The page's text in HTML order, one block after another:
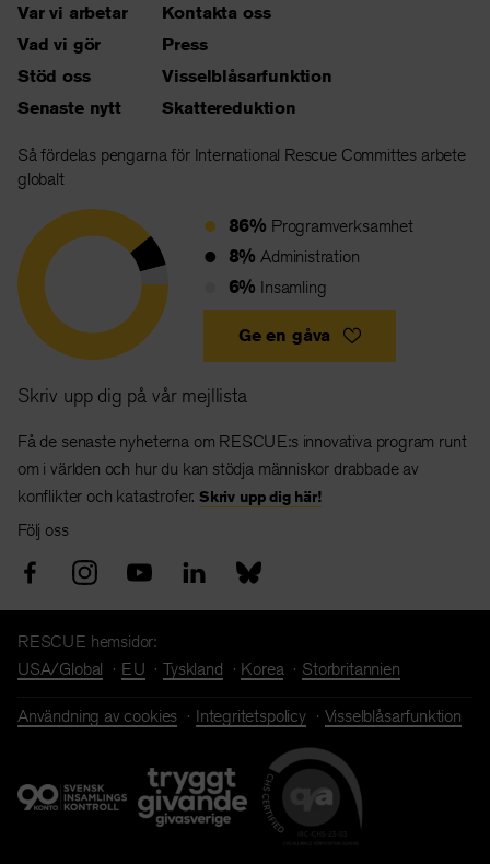
Var vi arbetar
Vad vi gör
Stöd oss
Senaste nytt
Kontakta oss
Press
Visselblåsarfunktion
Skattereduktion
Så fördelas pengarna för International Rescue Committes arbete
globalt
86% Programverksamhet
8% Administration
6% Insamling
Ge en gåva
Skriv upp dig på vår mejllista
Få de senaste nyheterna om RESCUE:s innovativa program runt
om i världen och hur du kan stödja människor drabbade av
konflikter och katastrofer. Skriv upp dig här!
Följ oss
RESCUE hemsidor:
USA/Global
EU Tyskland Korea Storbritannien
Användning av cookies Integritetspolicy Visselblåsarfunktion